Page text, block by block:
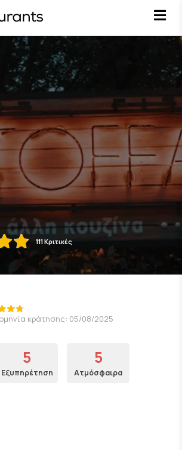
111 Κριτικές
κράτησης: 05/08/2025
5
Εξυπηρέτηση
5
Ατμόσφαιρα